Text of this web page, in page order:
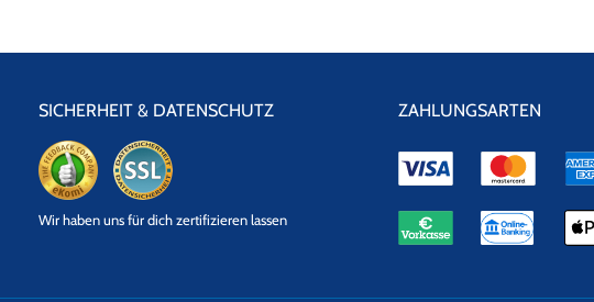
SICHERHEIT & DATENSCHUTZ
Datensicherheit
Wir haben uns für dich zertifizieren lassen
ZAHLUNGSARTEN